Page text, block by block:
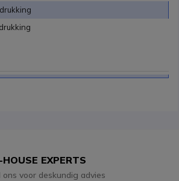
HOUSE EXPERTS
ons voor deskundig advies